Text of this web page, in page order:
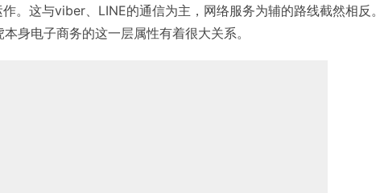
。这与viber、LINE的通信为主，网络服务为辅的路线截然相反。
身电子商务的这一层属性有着很大关系。